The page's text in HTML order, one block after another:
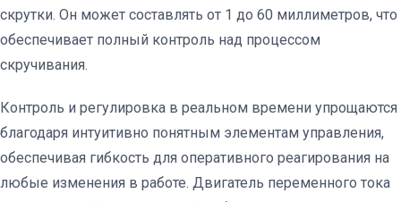
скрутки. Он может составлять от 1 до 60 миллиметров, что
обеспечивает полный контроль над процессом
скручивания.
Контроль и регулировка в реальном времени упрощаются
благодаря интуитивно понятным элементам управления,
обеспечивая гибкость для оперативного реагирования на
любые изменения в работе. Двигатель переменного тока